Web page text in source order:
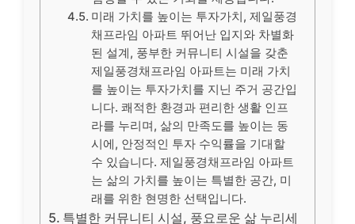
미래 가치를 높이는 투자가치, 제일풍경
채프라임 아파트 뛰어난 입지와 차별화
된 설계, 풍부한 커뮤니티 시설을 갖춘
제일풍경채프라임 아파트는 미래 가치
를 높이는 투자가치를 지닌 주거 공간입
니다. 쾌적한 환경과 편리한 생활 인프
라를 누리며, 삶의 만족도를 높이는 동
시에, 안정적인 투자 수익률을 기대할
수 있습니다. 제일풍경채프라임 아파트
는 삶의 가치를 높이는 특별한 공간, 미
래를 위한 현명한 선택입니다.
특별한 커뮤니티 시설, 풍요로운 삶 누리세